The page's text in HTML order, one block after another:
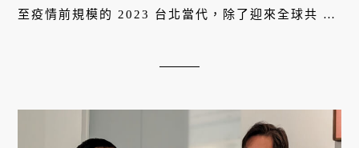
至疫情前規模的 2023 台北當代，除了迎來全球共 90